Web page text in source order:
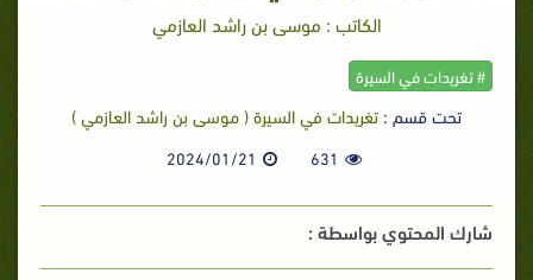
الكاتب : موسى بن راشد العازمي
# تغريدات في السيرة
تحت قسم : تغريدات في السيرة ( موسى بن راشد العازمي )
631
2024/01/21
شارك المحتوي بواسطة :